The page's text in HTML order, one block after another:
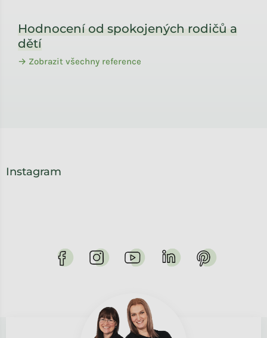
Hodnocení od spokojených rodičů a
dětí
→ Zobrazit všechny reference
Instagram